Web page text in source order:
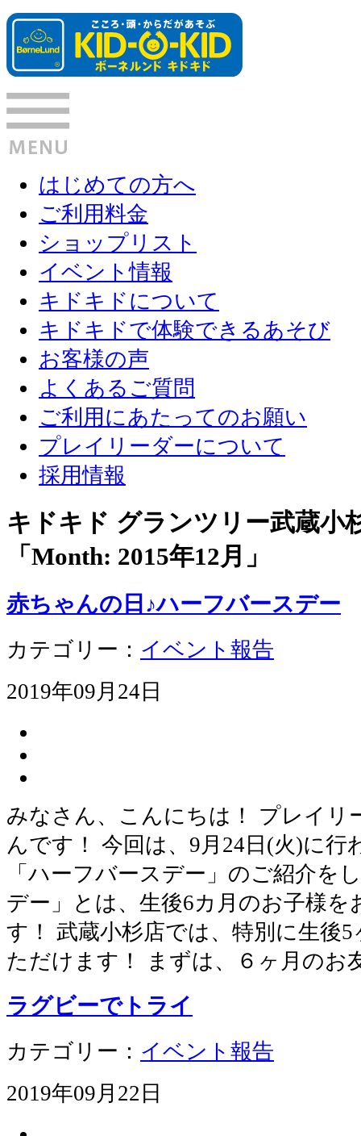
はじめての方へ
ご利用料金
ショップリスト
イベント情報
キドキドについて
キドキドで体験できるあそび
お客様の声
よくあるご質問
ご利用にあたってのお願い
プレイリーダーについて
採用情報
キドキド グランツリー武蔵
「Month: 2015年12月 」
赤ちゃんの日♪ハーフバースデー
カテゴリー： イベント報告
2019年09月24日
みなさん、こんにちは！ プレイリ
んです！ 今回は、9月24日(火)に
「ハーフバースデー」のご紹介を
デー」とは、生後6カ月のお子様
す！ 武蔵小杉店では、特別に生後
ただけます！ まずは、６ヶ月の
ラグビーでトライ
カテゴリー： イベント報告
2019年09月22日